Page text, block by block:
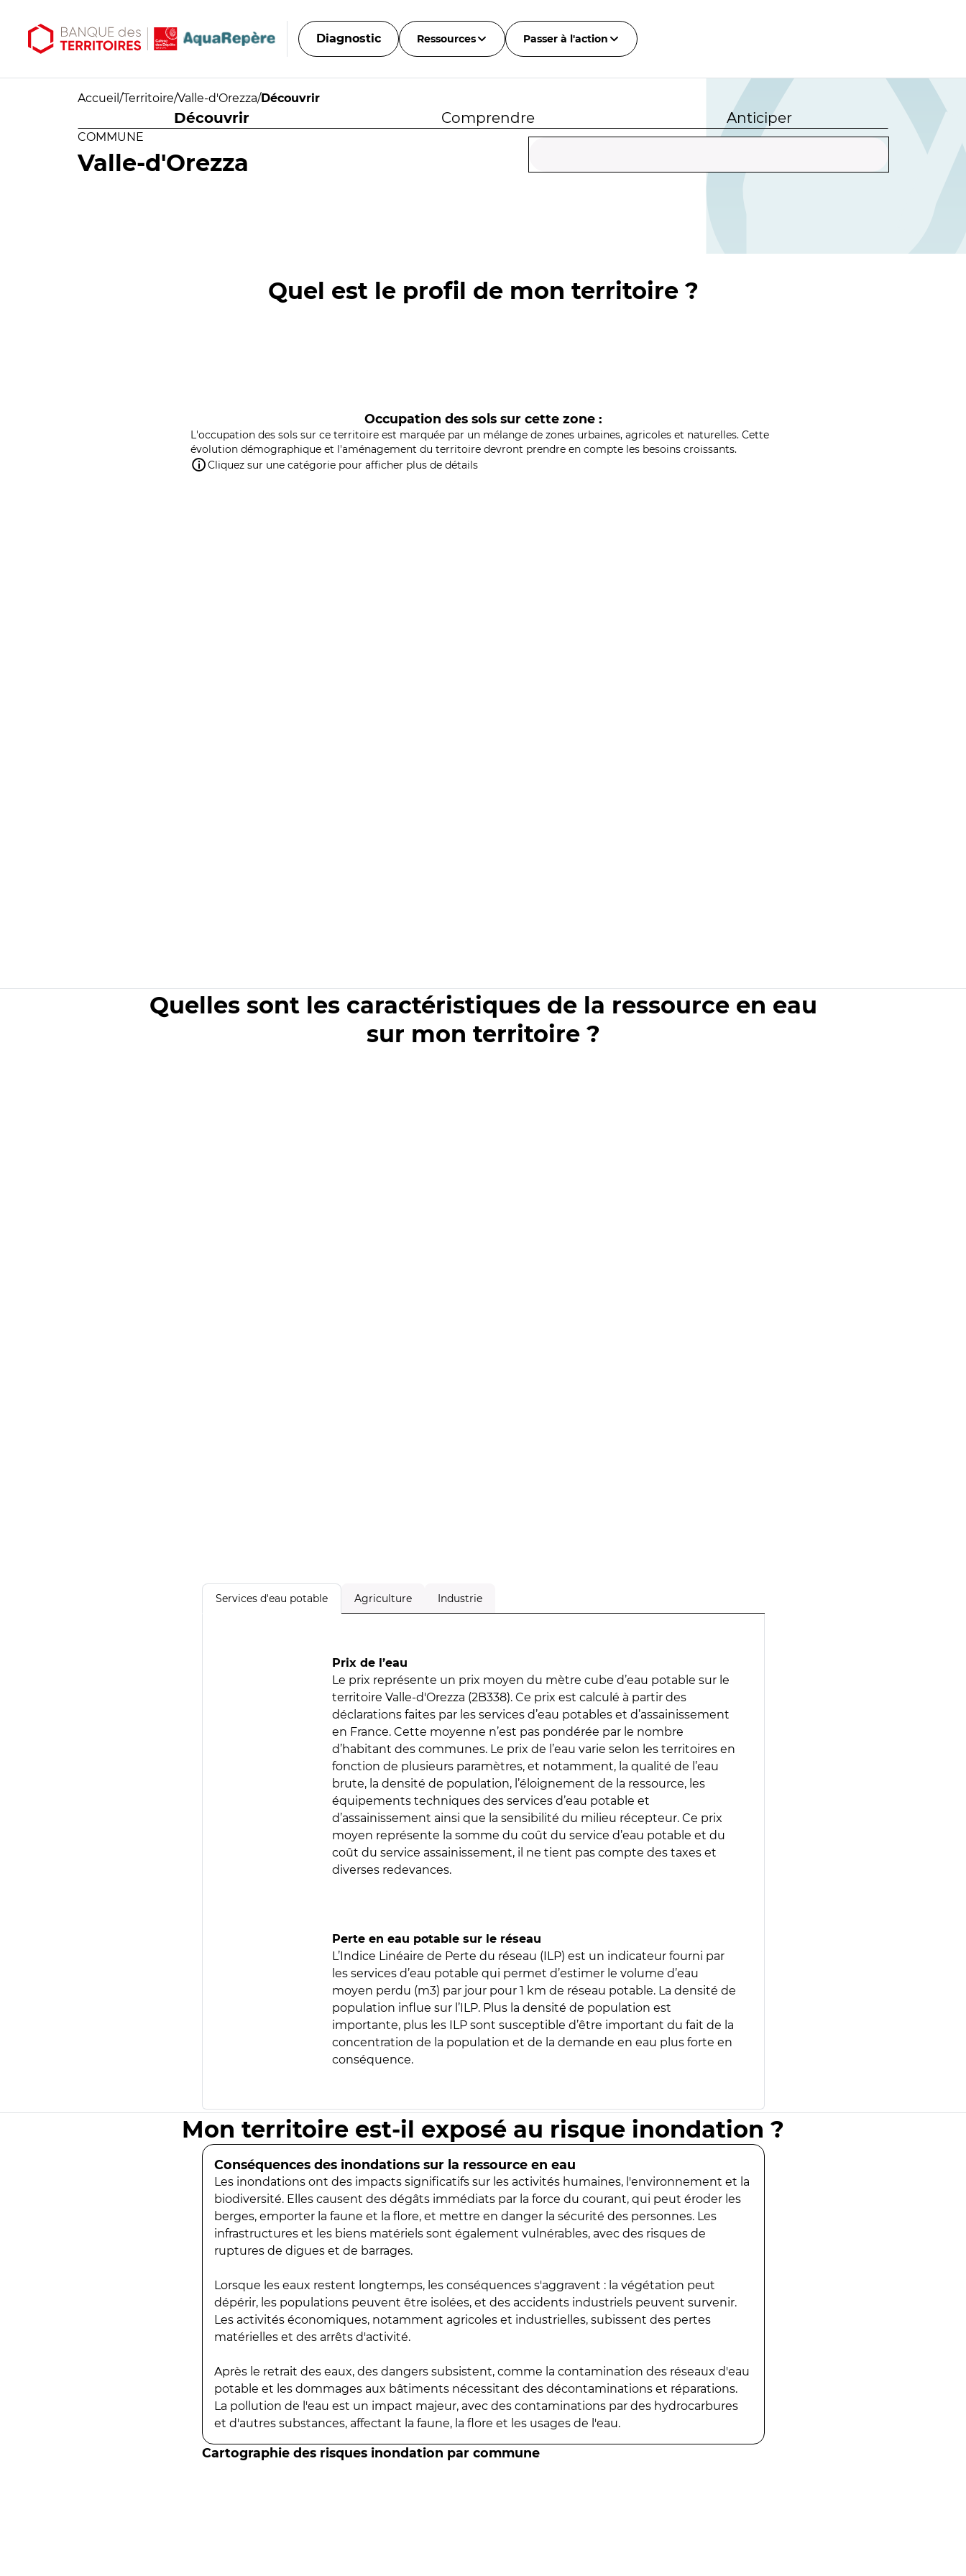
Diagnostic Ressources Passer à l'action
Accueil /Territoire/Valle-d'Orezza/Découvrir
Découvrir Comprendre Anticiper
COMMUNE
Valle-d'Orezza
Quel est le profil de mon territoire ?
Occupation des sols sur cette zone :
L'occupation des sols sur ce territoire est marquée par un mélange de zones urbaines, agricoles et naturelles. Cette
évolution démographique et l'aménagement du territoire devront prendre en compte les besoins croissants.
Cliquez sur une catégorie pour afficher plus de détails
Quelles sont les caractéristiques de la ressource en eau
sur mon territoire ?
Services d'eau potable Agriculture Industrie
Prix de l’eau
Le prix représente un prix moyen du mètre cube d’eau potable sur le
territoire Valle-d'Orezza (2B338). Ce prix est calculé à partir des
déclarations faites par les services d’eau potables et d’assainissement
en France. Cette moyenne n’est pas pondérée par le nombre
d’habitant des communes. Le prix de l’eau varie selon les territoires en
fonction de plusieurs paramètres, et notamment, la qualité de l’eau
brute, la densité de population, l’éloignement de la ressource, les
équipements techniques des services d’eau potable et
d’assainissement ainsi que la sensibilité du milieu récepteur. Ce prix
moyen représente la somme du coût du service d’eau potable et du
coût du service assainissement, il ne tient pas compte des taxes et
diverses redevances.
Perte en eau potable sur le réseau
L’Indice Linéaire de Perte du réseau (ILP) est un indicateur fourni par
les services d’eau potable qui permet d’estimer le volume d’eau
moyen perdu (m3) par jour pour 1 km de réseau potable. La densité de
population influe sur l’ILP. Plus la densité de population est
importante, plus les ILP sont susceptible d’être important du fait de la
concentration de la population et de la demande en eau plus forte en
conséquence.
Mon territoire est-il exposé au risque inondation ?
Conséquences des inondations sur la ressource en eau
Les inondations ont des impacts significatifs sur les activités humaines, l'environnement et la
biodiversité. Elles causent des dégâts immédiats par la force du courant, qui peut éroder les
berges, emporter la faune et la flore, et mettre en danger la sécurité des personnes. Les
infrastructures et les biens matériels sont également vulnérables, avec des risques de
ruptures de digues et de barrages.
Lorsque les eaux restent longtemps, les conséquences s'aggravent : la végétation peut
dépérir, les populations peuvent être isolées, et des accidents industriels peuvent survenir.
Les activités économiques, notamment agricoles et industrielles, subissent des pertes
matérielles et des arrêts d'activité.
Après le retrait des eaux, des dangers subsistent, comme la contamination des réseaux d'eau
potable et les dommages aux bâtiments nécessitant des décontaminations et réparations.
La pollution de l'eau est un impact majeur, avec des contaminations par des hydrocarbures
et d'autres substances, affectant la faune, la flore et les usages de l'eau.
Cartographie des risques inondation par commune